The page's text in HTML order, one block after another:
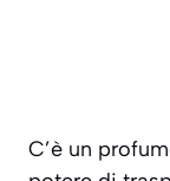
C’è un